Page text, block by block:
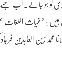
کو ہو جائے۔ اب جسے
: ’غیاث اللغات ‘ (
محمد زین العابدین